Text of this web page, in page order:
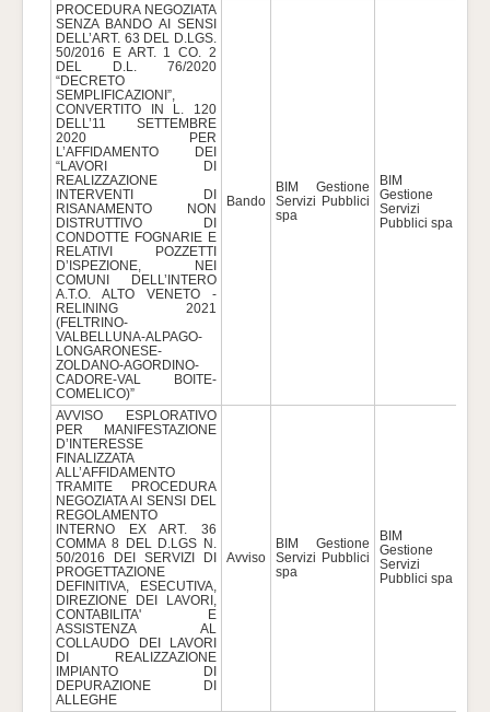
PROCEDURA NEGOZIATA
SENZA BANDO AI SENSI
DELL’ART. 63 DEL D.LGS.
50/2016 E ART. 1 CO. 2
DEL D.L. 76/2020
“DECRETO
SEMPLIFICAZIONI”,
CONVERTITO IN L. 120
DELL’11 SETTEMBRE
2020 PER
L’AFFIDAMENTO DEI
“LAVORI DI
REALIZZAZIONE
INTERVENTI DI
RISANAMENTO NON
DISTRUTTIVO DI
CONDOTTE FOGNARIE E
RELATIVI POZZETTI
D’ISPEZIONE, NEI
COMUNI DELL’INTERO
A.T.O. ALTO VENETO -
RELINING 2021
(FELTRINO-
VALBELLUNA-ALPAGO-
LONGARONESE-
ZOLDANO-AGORDINO-
CADORE-VAL BOITE-
COMELICO)”
Bando
BIM Gestione
Servizi Pubblici
spa
BIM
Gestione
Servizi
Pubblici spa
AVVISO ESPLORATIVO
PER MANIFESTAZIONE
D’INTERESSE
FINALIZZATA
ALL’AFFIDAMENTO
TRAMITE PROCEDURA
NEGOZIATA AI SENSI DEL
REGOLAMENTO
INTERNO EX ART. 36
COMMA 8 DEL D.LGS N.
50/2016 DEI SERVIZI DI
PROGETTAZIONE
DEFINITIVA, ESECUTIVA,
DIREZIONE DEI LAVORI,
CONTABILITA' E
ASSISTENZA AL
COLLAUDO DEI LAVORI
DI REALIZZAZIONE
IMPIANTO DI
DEPURAZIONE DI
ALLEGHE
Avviso
BIM Gestione
Servizi Pubblici
spa
BIM
Gestione
Servizi
Pubblici spa